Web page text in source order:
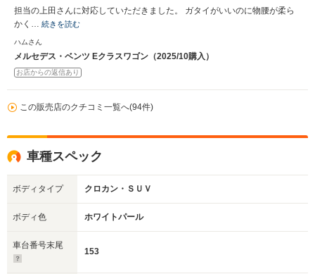
担当の上田さんに対応していただきました。 ガタイがいいのに物腰が柔ら
かく… 続きを読む
ハムさん
メルセデス・ベンツ Eクラスワゴン（2025/10購入）
お店からの返信あり
この販売店のクチコミ一覧へ(94件)
車種スペック
ボディタイプ クロカン・ＳＵＶ
ボディ色 ホワイトパール
車台番号末尾
153